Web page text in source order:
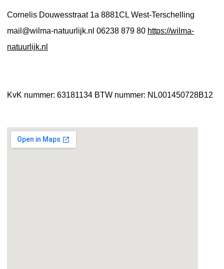
Cornelis Douwesstraat 1a 8881CL West-Terschelling
mail@wilma-natuurlijk.nl 06238 879 80 https://wilma-
natuurlijk.nl
KvK nummer: 63181134 BTW nummer: NL001450728B12